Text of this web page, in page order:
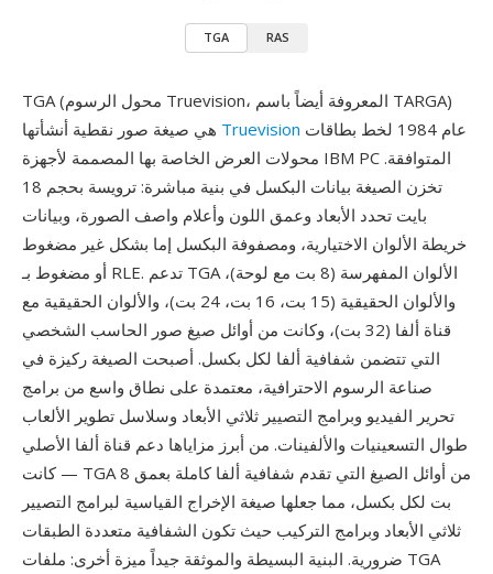
TGA RAS
TGA (محول الرسوم Truevision، المعروفة أيضاً باسم TARGA)
Truevision
محولات العرض الخاصة بها المصممة لأجهزة IBM PC المتوافقة.
تخزن الصيغة بيانات البكسل في بنية مباشرة: ترويسة بحجم 18
بايت تحدد الأبعاد وعمق اللون وأعلام واصف الصورة، وبيانات
خريطة الألوان الاختيارية، ومصفوفة البكسل إما بشكل غير مضغوط
أو مضغوط بـ RLE. تدعم TGA الألوان المفهرسة (8 بت مع لوحة)،
والألوان الحقيقية (15 بت، 16 بت، 24 بت)، والألوان الحقيقية مع
قناة ألفا (32 بت)، وكانت من أوائل صيغ صور الحاسب الشخصي
التي تتضمن شفافية ألفا لكل بكسل. أصبحت الصيغة ركيزة في
صناعة الرسوم الاحترافية، معتمدة على نطاق واسع من برامج
تحرير الفيديو وبرامج التصيير ثلاثي الأبعاد وسلاسل تطوير الألعاب
طوال التسعينيات والألفينات. من أبرز مزاياها دعم قناة ألفا الأصلي
— كانت TGA من أوائل الصيغ التي تقدم شفافية ألفا كاملة بعمق 8
بت لكل بكسل، مما جعلها صيغة الإخراج القياسية لبرامج التصيير
ثلاثي الأبعاد وبرامج التركيب حيث تكون الشفافية متعددة الطبقات
ضرورية. البنية البسيطة والموثقة جيداً ميزة أخرى: ملفات TGA